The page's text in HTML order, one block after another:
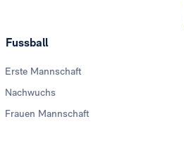
Fussball
Erste Mannschaft
Nachwuchs
Frauen Mannschaft